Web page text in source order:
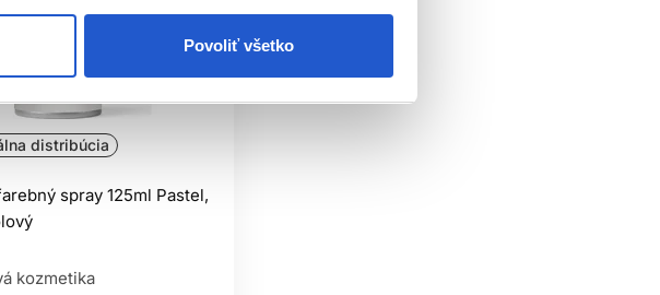
Povoliť všetko
distribúcia
spray 125ml Pastel,
kozmetika